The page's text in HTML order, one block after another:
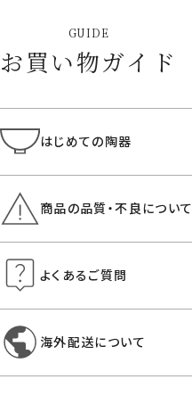
GUIDE
お買い物ガイド
はじめての陶器
商品の品質・不良について
よくあるご質問
海外配送について